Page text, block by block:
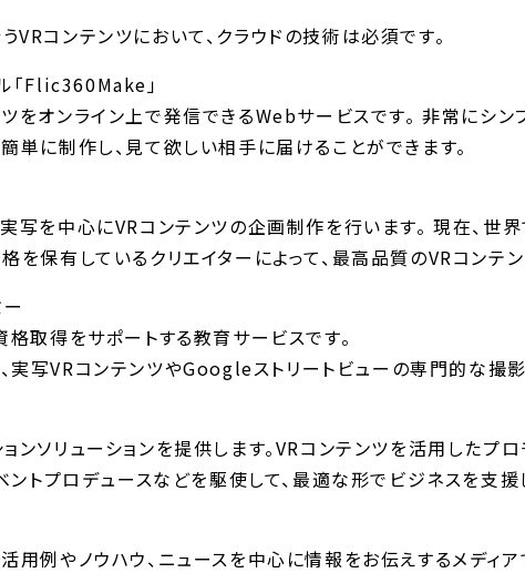
コンテンツにおいて、クラウドの技術は必須です。
「Flic360Make」
をオンライン上で発信できるWebサービスです。 非常にシン
単に制作し、見て欲しい相手に届けることができます。
写を中心にVRコンテンツの企画制作を行います。 現在、世
保有しているクリエイターによって、最高品質のVRコンテ
格取得をサポートする教育サービスです。
実写VRコンテンツやGoogleストリートビューの専門的な撮
ンソリューションを提供します。VRコンテンツを活用したプ
ントプロデュースなどを駆使して、最適な形でビジネスを支援
用例やノウハウ、ニュースを中心に情報をお伝えするメディ